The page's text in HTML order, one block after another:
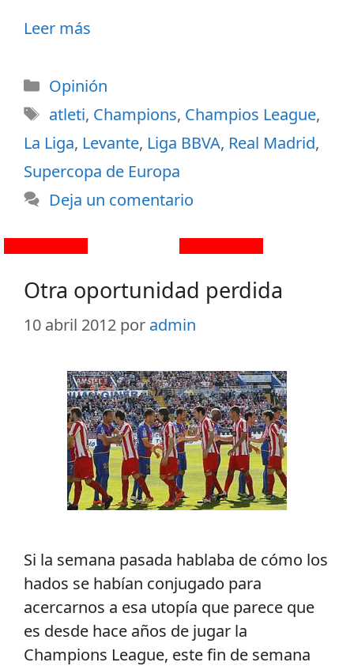
Leer más
Opinión
atleti, Champions, Champios League,
La Liga, Levante, Liga BBVA, Real Madrid,
Supercopa de Europa
Deja un comentario
Otra oportunidad perdida
10 abril 2012 por admin
Si la semana pasada hablaba de cómo los
hados se habían conjugado para
acercarnos a esa utopía que parece que
es desde hace años de jugar la
Champions League, este fin de semana